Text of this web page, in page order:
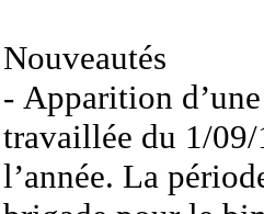
Nouveautés
- Apparition
travaillée du 1/
l’année. La